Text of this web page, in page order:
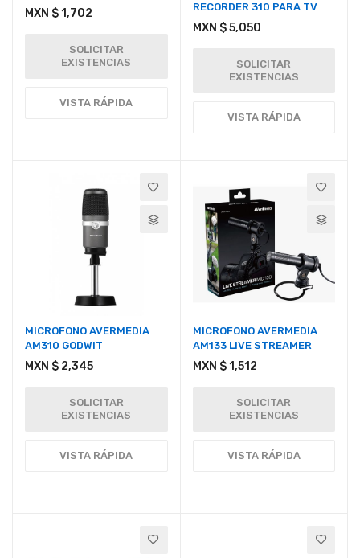
MXN $ 1,702
SOLICITAR
EXISTENCIAS
VISTA RÁPIDA
RECORDER 310 PARA TV
MXN $ 5,050
SOLICITAR
EXISTENCIAS
VISTA RÁPIDA
MICROFONO AVERMEDIA
AM310 GODWIT
MXN $ 2,345
SOLICITAR
EXISTENCIAS
VISTA RÁPIDA
MICROFONO AVERMEDIA
AM133 LIVE STREAMER
MXN $ 1,512
SOLICITAR
EXISTENCIAS
VISTA RÁPIDA